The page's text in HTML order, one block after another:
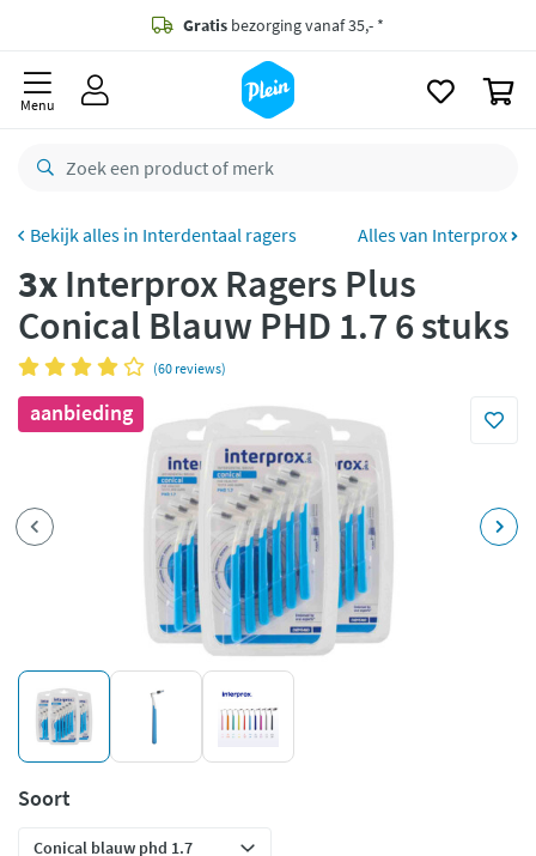
Gratis bezorging vanaf 35,- *
besteld,maandag
retourneren
CO2 neutraal
Betaal met Klarna
Menu
Interdentaal ragers Alles van Interprox
3x Interprox Ragers Plus
Conical Blauw PHD 1.7 6 stuks
(60 reviews)
aanbieding
Soort